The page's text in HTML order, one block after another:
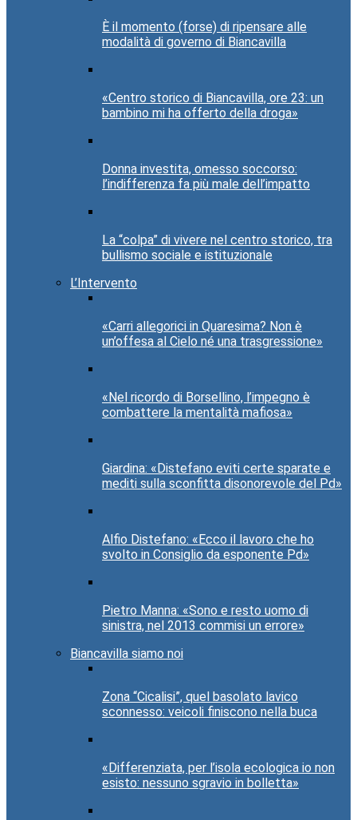
È il momento (forse) di ripensare alle
modalità di governo di Biancavilla
«Centro storico di Biancavilla, ore 23: un
bambino mi ha offerto della droga»
Donna investita, omesso soccorso:
l’indifferenza fa più male dell’impatto
La “colpa” di vivere nel centro storico, tra
bullismo sociale e istituzionale
L’Intervento
«Carri allegorici in Quaresima? Non è
un’offesa al Cielo né una trasgressione»
«Nel ricordo di Borsellino, l’impegno è
combattere la mentalità mafiosa»
Giardina: «Distefano eviti certe sparate e
mediti sulla sconfitta disonorevole del Pd»
Alfio Distefano: «Ecco il lavoro che ho
svolto in Consiglio da esponente Pd»
Pietro Manna: «Sono e resto uomo di
sinistra, nel 2013 commisi un errore»
Biancavilla siamo noi
Zona “Cicalisi”, quel basolato lavico
sconnesso: veicoli finiscono nella buca
«Differenziata, per l’isola ecologica io non
esisto: nessuno sgravio in bolletta»